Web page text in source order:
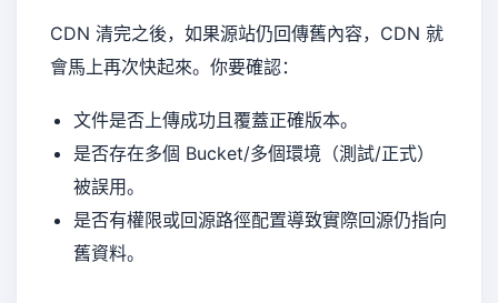
CDN 清完之後，如果源站仍回傳舊內容，CDN 就
會馬上再次快起來。你要確認：
文件是否上傳成功且覆蓋正確版本。
是否存在多個 Bucket/多個環境（測試/正式）
被誤用。
是否有權限或回源路徑配置導致實際回源仍指向
舊資料。